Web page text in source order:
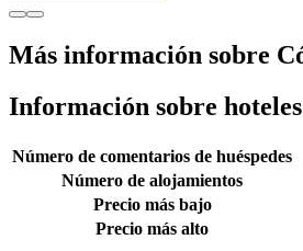
Más información sobre
Información sobre
Número de comentarios de huéspedes
Número de alojamientos
Precio más bajo
Precio más alto